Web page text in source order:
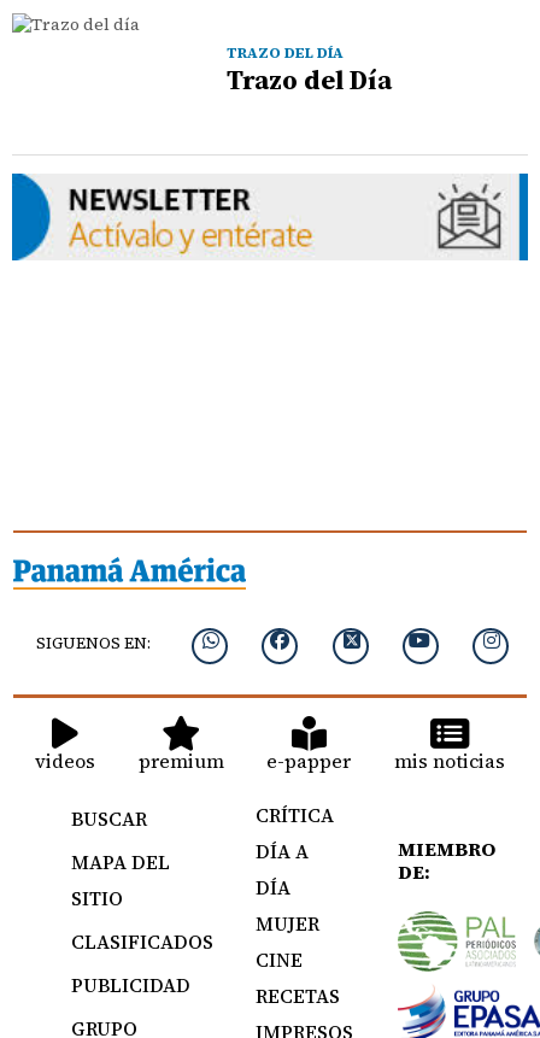
TRAZO DEL DÍA
Trazo del Día
SIGUENOS EN:
videos premium e-papper mis noticias
BUSCAR
MAPA DEL
SITIO
CLASIFICADOS
PUBLICIDAD
GRUPO
CRÍTICA
DÍA A
DÍA
MUJER
CINE
RECETAS
IMPRESOS
MIEMBRO
DE: